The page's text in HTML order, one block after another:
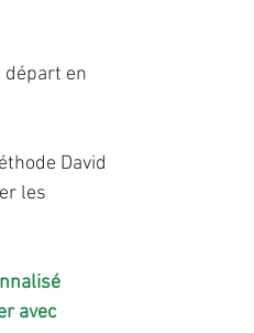
départ en
David
les
avec